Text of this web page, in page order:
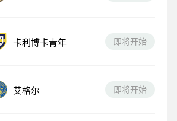
卡利博卡青年 即将开始
艾格尔 即将开始